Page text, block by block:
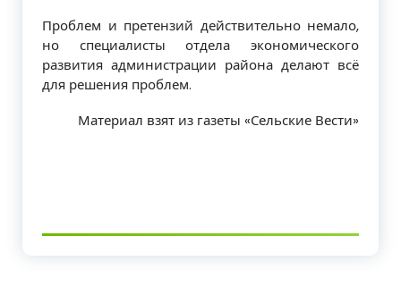
Проблем и претензий действительно немало,
но специалисты отдела экономи­ческого
развития администрации района делают всё
для решения проблем.
Материал взят из газеты «Сельские Вести»